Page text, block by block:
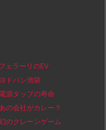
ェラーリのEV
ドバシ池袋
源タップの寿命
会社がカレー？
クレーンゲーム